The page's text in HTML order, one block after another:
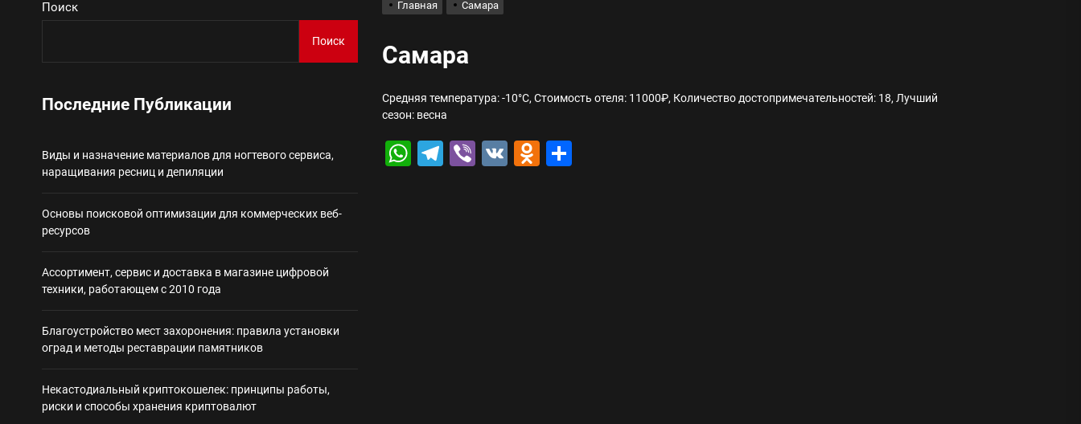
Ассортимент, сервис и доставка в магазине цифровой техники, работающем с 2010 года
Благоустройство мест захоронения: правила установки оград и методы реставрации памятников
Некастодиальный криптокошелек: принципы работы, риски и способы хранения криптовалют
Главная Самара
Самара
Средняя температура: -10°C, Стоимость отеля: 11000₽, Количество достопримечательностей: 18, Лучший
сезон: весна
WhatsApp
Telegram
Viber
VK Odnoklassniki
Поиск
Поиск
Последние Публикации
Виды и назначение материалов для ногтевого сервиса,
наращивания ресниц и депиляции
Основы поисковой оптимизации для коммерческих веб-
ресурсов
Ассортимент, сервис и доставка в магазине цифровой
техники, работающем с 2010 года
Благоустройство мест захоронения: правила установки
оград и методы реставрации памятников
Некастодиальный криптокошелек: принципы работы,
риски и способы хранения криптовалют